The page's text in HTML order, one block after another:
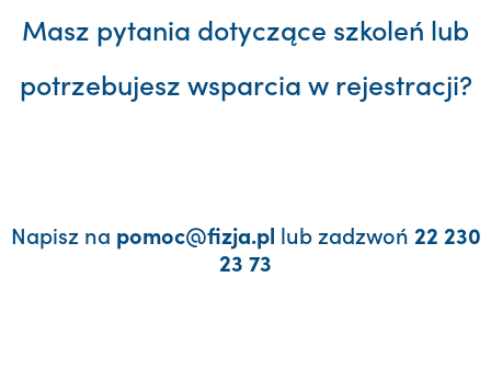
Masz pytania dotyczące szkoleń lub
potrzebujesz wsparcia w rejestracji?
Napisz na pomoc@fizja.pl lub zadzwoń 22 230
23 73